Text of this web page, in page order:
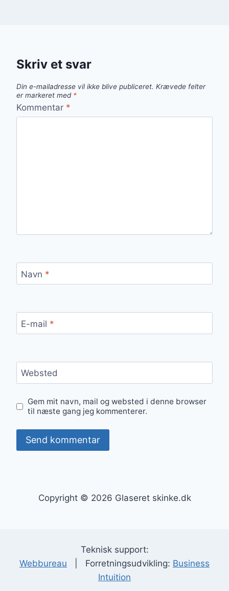
Skriv et svar
Din e-mailadresse vil ikke blive publiceret. Krævede felter
er markeret med *
Kommentar *
Navn *
E-mail *
Websted
Gem mit navn, mail og websted i denne browser
til næste gang jeg kommenterer.
Copyright © 2026 Glaseret skinke.dk
Teknisk support:
Webbureau | Forretningsudvikling: Business
Intuition